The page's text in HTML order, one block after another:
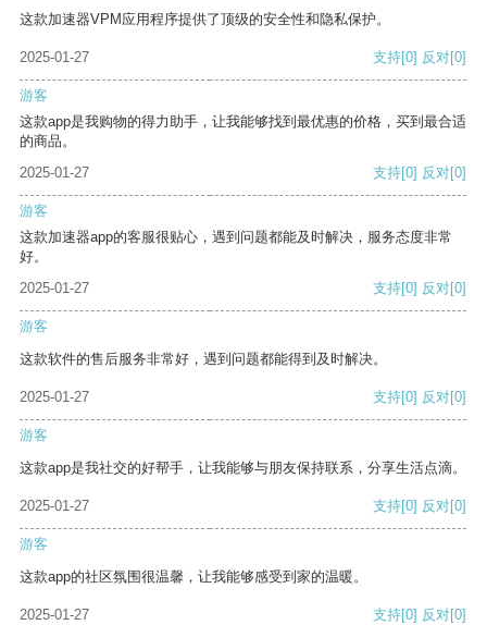
这款加速器VPM应用程序提供了顶级的安全性和隐私保护。
2025-01-27 支持[0] 反对[0]
游客
这款app是我购物的得力助手，让我能够找到最优惠的价格，买到最合适
的商品。
2025-01-27
支持[0] 反对[0]
游客
这款加速器app的客服很贴心，遇到问题都能及时解决，服务态度非常
好。
2025-01-27
支持[0] 反对[0]
游客
这款软件的售后服务非常好，遇到问题都能得到及时解决。
2025-01-27 支持[0] 反对[0]
游客
这款app是我社交的好帮手，让我能够与朋友保持联系，分享生活点滴。
2025-01-27 支持[0] 反对[0]
游客
这款app的社区氛围很温馨，让我能够感受到家的温暖。
2025-01-27 支持[0] 反对[0]